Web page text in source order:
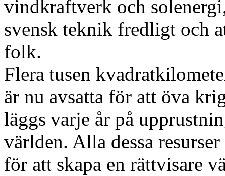
vindkraftverk och
svensk teknik fredligt och
folk.
Flera tusen
är nu avsatta för att öva
läggs varje år på
världen. Alla dessa
för att skapa en rättvisare